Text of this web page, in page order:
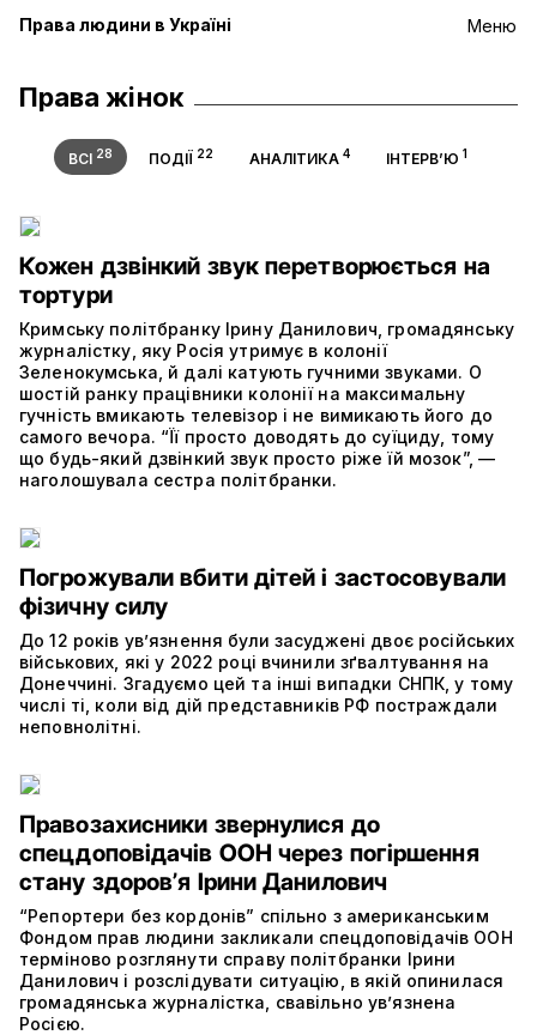
Меню
Права людини в Україні
Права жінок
ВСІ28 ПОДІЇ22 АНАЛІТИКА 4 ІНТЕРВ’Ю 1
Кожен дзвінкий звук перетворюється на
тортури
Кримську політбранку Ірину Данилович, громадянську
журналістку, яку Росія утримує в колонії
Зеленокумська, й далі катують гучними звуками. О
шостій ранку працівники колонії на максимальну
гучність вмикають телевізор і не вимикають його до
самого вечора. “Її просто доводять до суїциду, тому
що будь-який дзвінкий звук просто ріже їй мозок”, —
наголошувала сестра політбранки.
Погрожували вбити дітей і застосовували
фізичну силу
До 12 років увʼязнення були засуджені двоє російських
військових, які у 2022 році вчинили зґвалтування на
Донеччині. Згадуємо цей та інші випадки СНПК, у тому
числі ті, коли від дій представників РФ постраждали
неповнолітні.
Правозахисники звернулися до
спецдоповідачів ООН через погіршення
стану здоровʼя Ірини Данилович
“Репортери без кордонів” спільно з американським
Фондом прав людини закликали спецдоповідачів ООН
терміново розглянути справу політбранки Ірини
Данилович і розслідувати ситуацію, в якій опинилася
громадянська журналістка, свавільно ув’язнена
Росією.